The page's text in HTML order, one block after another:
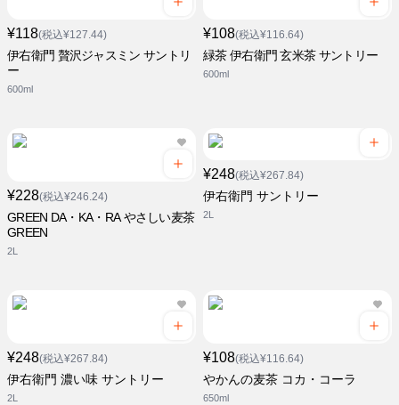
¥118(税込¥127.44)
伊右衛門 贅沢ジャスミン サントリ
ー
600ml
¥108(税込¥116.64)
緑茶 伊右衛門 玄米茶 サントリー
600ml
¥228(税込¥246.24)
GREEN DA・KA・RA やさしい麦茶
GREEN
2L
¥248(税込¥267.84)
伊右衛門 サントリー
2L
¥248(税込¥267.84)
伊右衛門 濃い味 サントリー
2L
¥108(税込¥116.64)
やかんの麦茶 コカ・コーラ
650ml